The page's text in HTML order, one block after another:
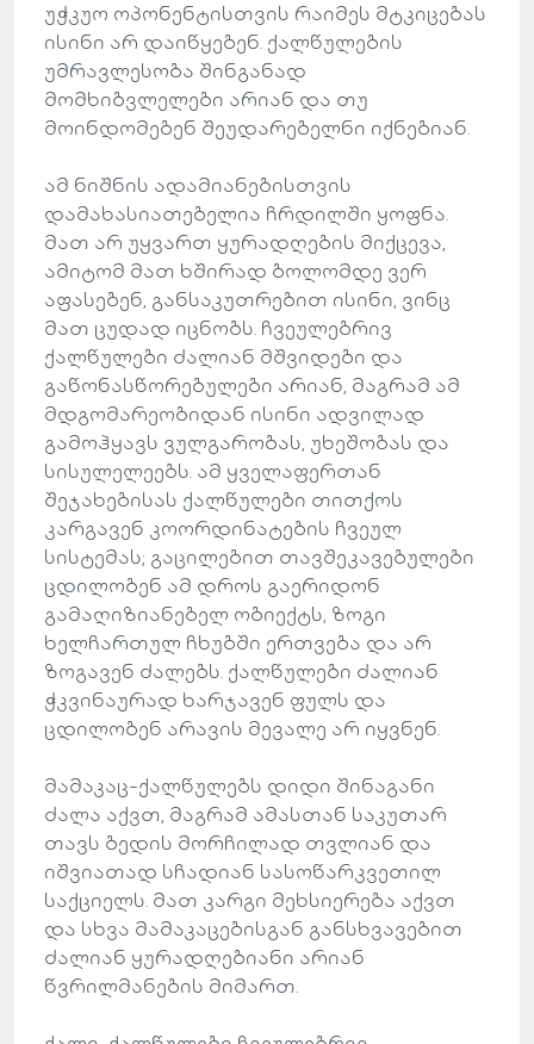
უჭკუო ოპონენტისთვის რაიმეს მტკიცებას
ისინი არ დაიწყებენ. ქალწულების
უმრავლესობა შინგანად
მომხიბვლელები არიან და თუ
მოინდომებენ შეუდარებელნი იქნებიან.
ამ ნიშნის ადამიანებისთვის
დამახასიათებელია ჩრდილში ყოფნა.
მათ არ უყვართ ყურადღების მიქცევა,
ამიტომ მათ ხშირად ბოლომდე ვერ
აფასებენ, განსაკუთრებით ისინი, ვინც
მათ ცუდად იცნობს. ჩვეულებრივ
ქალწულები ძალიან მშვიდები და
გაწონასწორებულები არიან, მაგრამ ამ
მდგომარეობიდან ისინი ადვილად
გამოჰყავს ვულგარობას, უხეშობას და
სისულელეებს. ამ ყველაფერთან
შეჯახებისას ქალწულები თითქოს
კარგავენ კოორდინატების ჩვეულ
სისტემას; გაცილებით თავშეკავებულები
ცდილობენ ამ დროს გაერიდონ
გამაღიზიანებელ ობიექტს, ზოგი
ხელჩართულ ჩხუბში ერთვება და არ
ზოგავენ ძალებს. ქალწულები ძალიან
ჭკვინაურად ხარჯავენ ფულს და
ცდილობენ არავის მევალე არ იყვნენ.
მამაკაც-ქალწულებს დიდი შინაგანი
ძალა აქვთ, მაგრამ ამასთან საკუთარ
თავს ბედის მორჩილად თვლიან და
იშვიათად სჩადიან სასოწარკვეთილ
საქციელს. მათ კარგი მეხსიერება აქვთ
და სხვა მამაკაცებისგან განსხვავებით
ძალიან ყურადღებიანი არიან
წვრილმანების მიმართ.